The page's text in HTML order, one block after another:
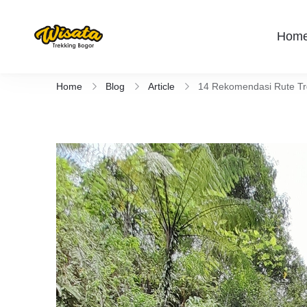
Aktivitas outdoor Bogor untuk anda
Home Blog Article 14 Rekomendasi Rute